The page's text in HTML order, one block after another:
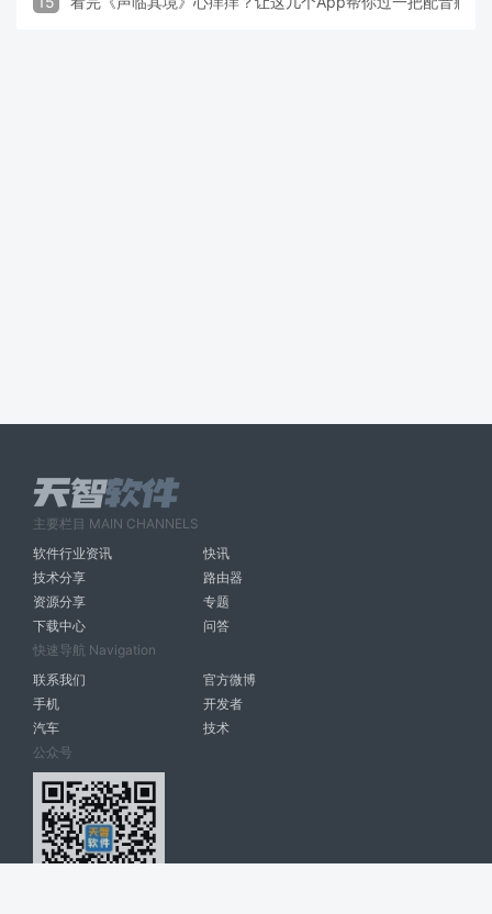
主要栏目 MAIN CHANNELS
软件行业资讯
快讯
技术分享
路由器
资源分享
专题
下载中心
问答
快速导航 Navigation
联系我们
官方微博
手机
开发者
汽车
技术
公众号